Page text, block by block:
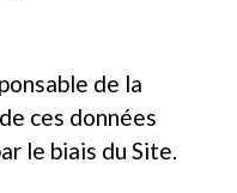
de la
ces données
le biais du Site.